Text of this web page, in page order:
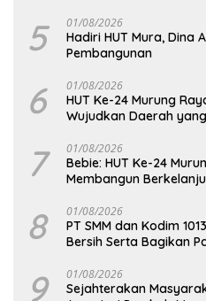
5 01/08/2026
Hadiri HUT Mura, Dina
Pembangunan
6 01/08/2026
HUT Ke-24 Murung
Wujudkan Daerah
7 01/08/2026
Bebie: HUT Ke-24
Membangun
8 01/08/2026
PT SMM dan Kodim
Bersih Serta Bagikan
9 01/08/2026
Sejahterakan